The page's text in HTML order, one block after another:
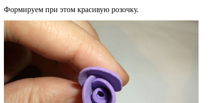
Формируем при этом красивую розочку.